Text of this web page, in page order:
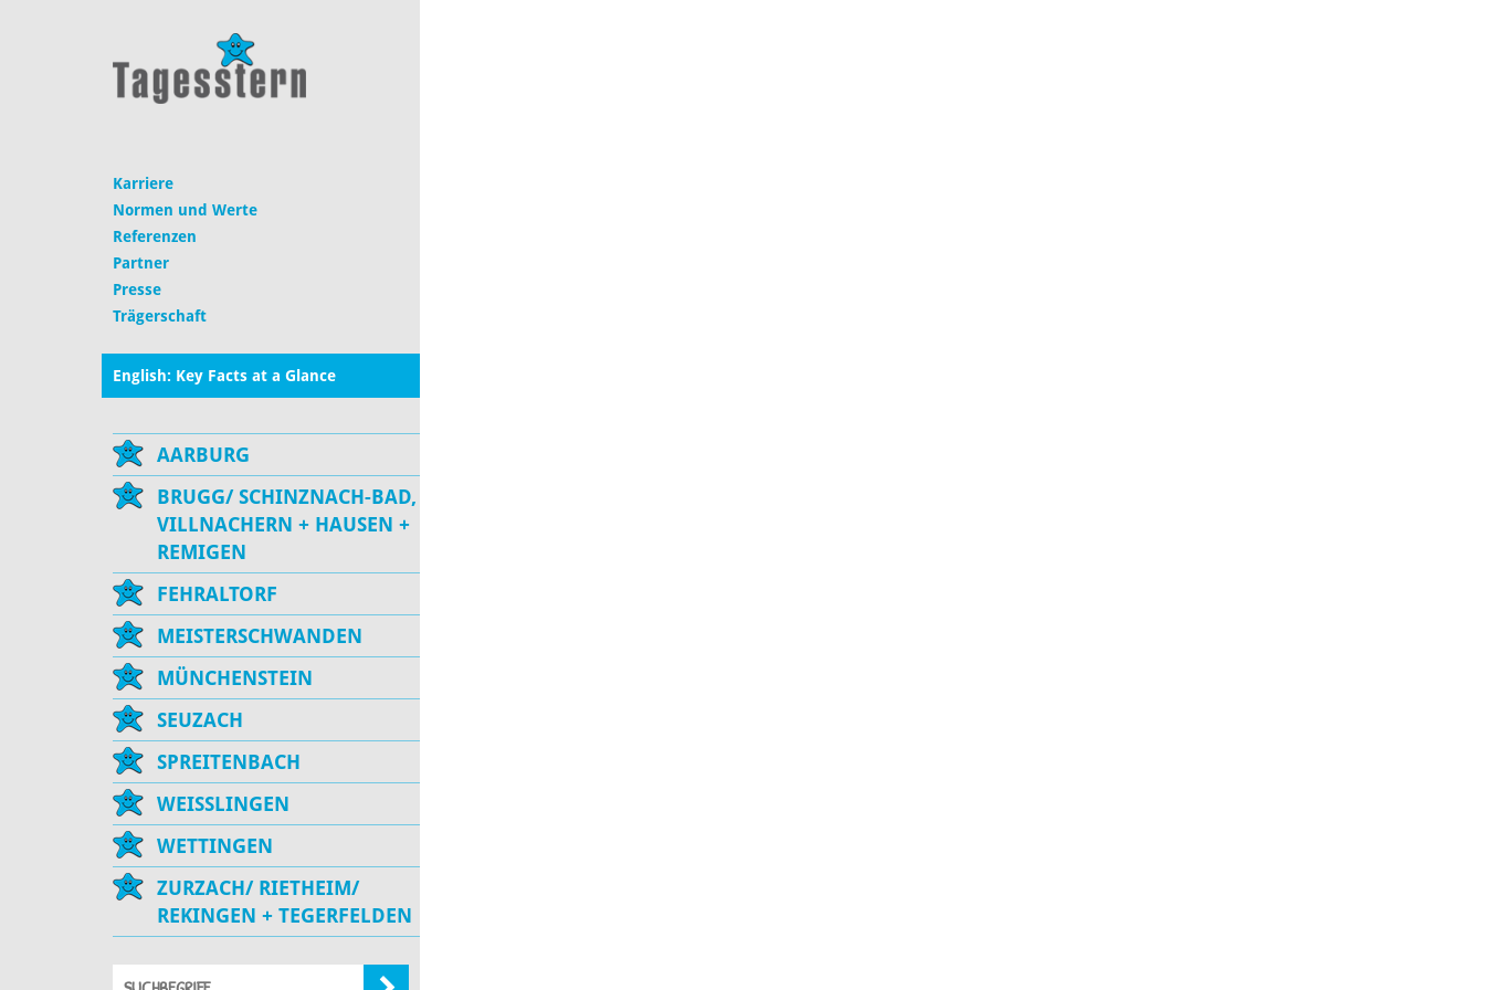
Karriere
Normen und Werte
Referenzen
Partner
Presse
Trägerschaft
English: Key Facts at a Glance
AARBURG
BRUGG/ SCHINZNACH-BAD,
VILLNACHERN + HAUSEN +
REMIGEN
FEHRALTORF
MEISTERSCHWANDEN
MÜNCHENSTEIN
SEUZACH
SPREITENBACH
WEISSLINGEN
WETTINGEN
ZURZACH/ RIETHEIM/
REKINGEN + TEGERFELDEN